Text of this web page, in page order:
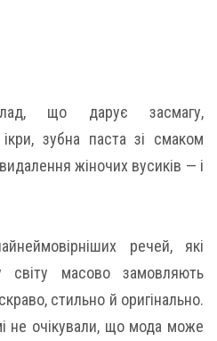
що дарує засмагу,
зубна паста зі смаком
жіночих вусиків — і
речей, які
світу масово замовляють
стильно й оригінально.
не очікували, що мода може